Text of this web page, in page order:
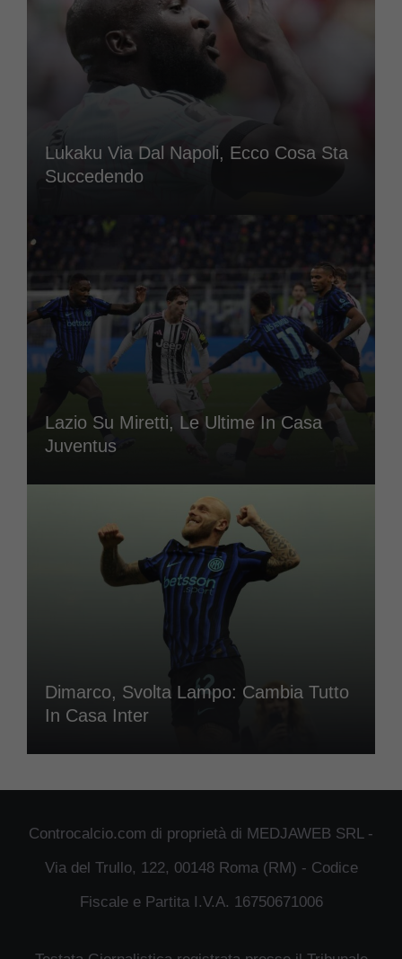
Lukaku Via Dal Napoli, Ecco Cosa Sta
Succedendo
Lazio Su Miretti, Le Ultime In Casa
Juventus
Dimarco, Svolta Lampo: Cambia Tutto
In Casa Inter
Controcalcio.com di proprietà di MEDJAWEB SRL -
Via del Trullo, 122, 00148 Roma (RM) - Codice
Fiscale e Partita I.V.A. 16750671006